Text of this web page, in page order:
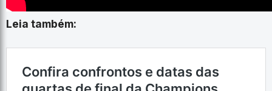
Leia também: